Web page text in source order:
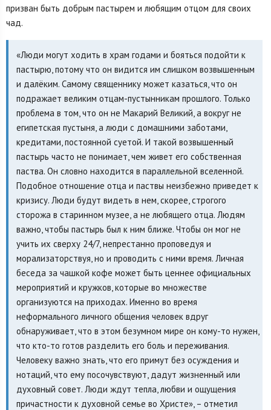
призван быть добрым пастырем и любящим отцом для своих
чад.
«Люди могут ходить в храм годами и бояться подойти к
пастырю, потому что он видится им слишком возвышенным
и далёким. Самому священнику может казаться, что он
подражает великим отцам-пустынникам прошлого. Только
проблема в том, что он не Макарий Великий, а вокруг не
египетская пустыня, а люди с домашними заботами,
кредитами, постоянной суетой. И такой возвышенный
пастырь часто не понимает, чем живет его собственная
паства. Он словно находится в параллельной вселенной.
Подобное отношение отца и паствы неизбежно приведет к
кризису. Люди будут видеть в нем, скорее, строгого
сторожа в старинном музее, а не любящего отца. Людям
важно, чтобы пастырь был к ним ближе. Чтобы он мог не
учить их сверху 24/7, непрестанно проповедуя и
морализаторствуя, но и проводить с ними время. Личная
беседа за чашкой кофе может быть ценнее официальных
мероприятий и кружков, которые во множестве
организуются на приходах. Именно во время
неформального личного общения человек вдруг
обнаруживает, что в этом безумном мире он кому-то нужен,
что кто-то готов разделить его боль и переживания.
Человеку важно знать, что его примут без осуждения и
нотаций, что ему посочувствуют, дадут жизненный или
духовный совет. Люди ждут тепла, любви и ощущения
причастности к духовной семье во Христе», – отметил